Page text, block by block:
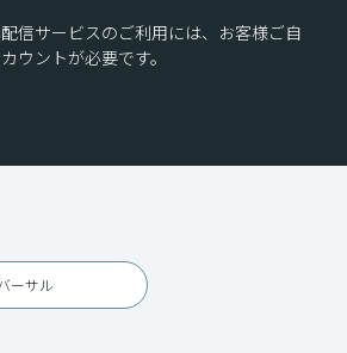
信サービスのご利用には、お客様ご自
ウントが必要です。
ーサル